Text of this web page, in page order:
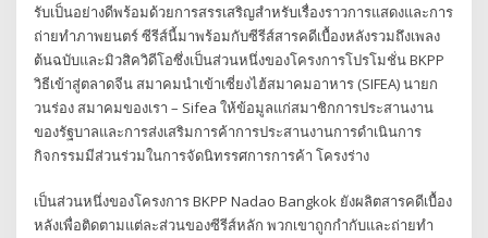
รับเป็นอย่างดีพร้อมด้วยการสรรเสริญสำหรับเรื่องราวการแสดงและการ
ถ่ายทำภาพยนตร์ ซีรีส์นี้มาพร้อมกับซีรีส์สารคดีเบื้องหลังรวมถึงเพลง
ต้นฉบับและมิวสิควิดีโอซึ่งเป็นส่วนหนึ่งของโครงการโปรโมชั่น BKPP
วิธีเข้าสู่ตลาดจีน สมาคมนำเข้าเซี่ยงไฮ้สมาคมอาหาร (SIFEA) นายก
วนร่อง สมาคมของเรา – Sifea ให้ข้อมูลแก่สมาชิกการประสานงาน
ของรัฐบาลและการส่งเสริมการค้าการประสานงานการดำเนินการ
กิจกรรมมีส่วนร่วมในการจัดนิทรรศการการค้า โครงร่าง
เป็นส่วนหนึ่งของโครงการ BKPP Nadao Bangkok ยังผลิตสารคดีเบื้อง
หลังเพื่อติดตามแต่ละส่วนของซีรีส์หลัก พวกเขาถูกกำกับและถ่ายทำ